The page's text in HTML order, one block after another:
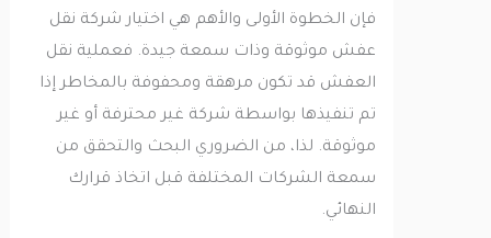
فإن الخطوة الأولى والأهم هي اختيار شركة نقل
عفش موثوقة وذات سمعة جيدة. فعملية نقل
العفش قد تكون مرهقة ومحفوفة بالمخاطر إذا
تم تنفيذها بواسطة شركة غير محترفة أو غير
موثوقة. لذا، من الضروري البحث والتحقق من
سمعة الشركات المختلفة قبل اتخاذ قرارك
النهائي.